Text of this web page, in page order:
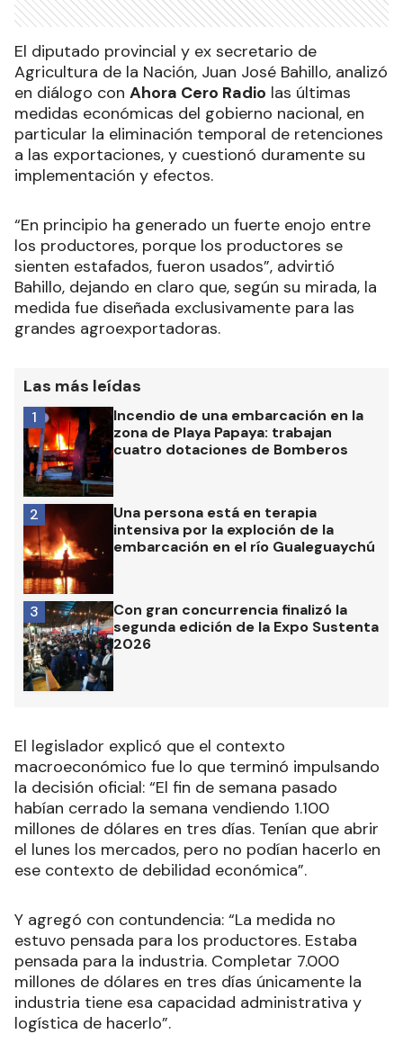
El diputado provincial y ex secretario de
Agricultura de la Nación, Juan José Bahillo, analizó
en diálogo con Ahora Cero Radio las últimas
medidas económicas del gobierno nacional, en
particular la eliminación temporal de retenciones
a las exportaciones, y cuestionó duramente su
implementación y efectos.
“En principio ha generado un fuerte enojo entre
los productores, porque los productores se
sienten estafados, fueron usados”, advirtió
Bahillo, dejando en claro que, según su mirada, la
medida fue diseñada exclusivamente para las
grandes agroexportadoras.
Las más leídas
Incendio de una embarcación en la
zona de Playa Papaya: trabajan
cuatro dotaciones de Bomberos
1
Una persona está en terapia
intensiva por la exploción de la
embarcación en el río Gualeguaychú
2
Con gran concurrencia finalizó la
segunda edición de la Expo Sustenta
2026
3
El legislador explicó que el contexto
macroeconómico fue lo que terminó impulsando
la decisión oficial: “El fin de semana pasado
habían cerrado la semana vendiendo 1.100
millones de dólares en tres días. Tenían que abrir
el lunes los mercados, pero no podían hacerlo en
ese contexto de debilidad económica”.
Y agregó con contundencia: “La medida no
estuvo pensada para los productores. Estaba
pensada para la industria. Completar 7.000
millones de dólares en tres días únicamente la
industria tiene esa capacidad administrativa y
logística de hacerlo”.